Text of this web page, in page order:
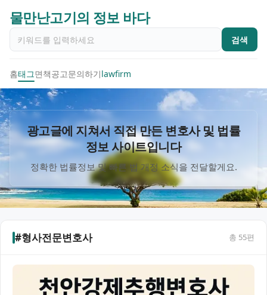
물만난고기의 정보 바다
검색
홈태그면책공고문의하기lawfirm
광고글에 지쳐서 직접 만든 변호사 및 법률
정보 사이트입니다
정확한 법률정보 및 빠른 법 개정 소식을 전달할게요.
#형사전문변호사 총 55편